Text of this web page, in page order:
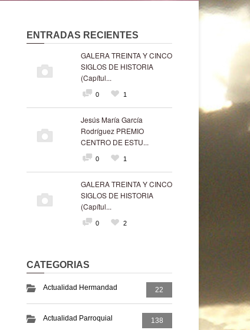
ENTRADAS RECIENTES
GALERA TREINTA Y CINCO
SIGLOS DE HISTORIA
(Capítul...
0 1
Jesús María García
Rodríguez PREMIO
CENTRO DE ESTU...
0 1
GALERA TREINTA Y CINCO
SIGLOS DE HISTORIA
(Capítul...
0 2
CATEGORIAS
Actualidad Hermandad 22
Actualidad Parroquial 138